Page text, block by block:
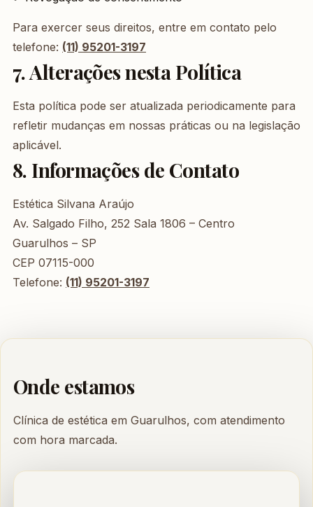
Para exercer seus direitos, entre em contato pelo
telefone: (11) 95201-3197
7. Alterações nesta Política
Esta política pode ser atualizada periodicamente para
refletir mudanças em nossas práticas ou na legislação
aplicável.
8. Informações de Contato
Estética Silvana Araújo
Av. Salgado Filho, 252 Sala 1806 – Centro
Guarulhos – SP
CEP 07115-000
Telefone: (11) 95201-3197
Onde estamos
Clínica de estética em Guarulhos, com atendimento
com hora marcada.